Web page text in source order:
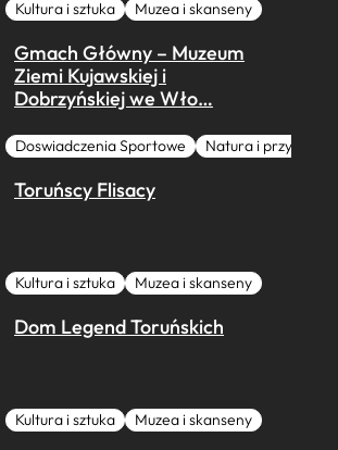
Kultura i sztuka Muzea i skanseny
Gmach Główny – Muzeum
Ziemi Kujawskiej i
Dobrzyńskiej we Wło…
Doswiadczenia Sportowe Natura i przygoda
Toruńscy Flisacy
Kultura i sztuka Muzea i skanseny
Dom Legend Toruńskich
Kultura i sztuka Muzea i skanseny